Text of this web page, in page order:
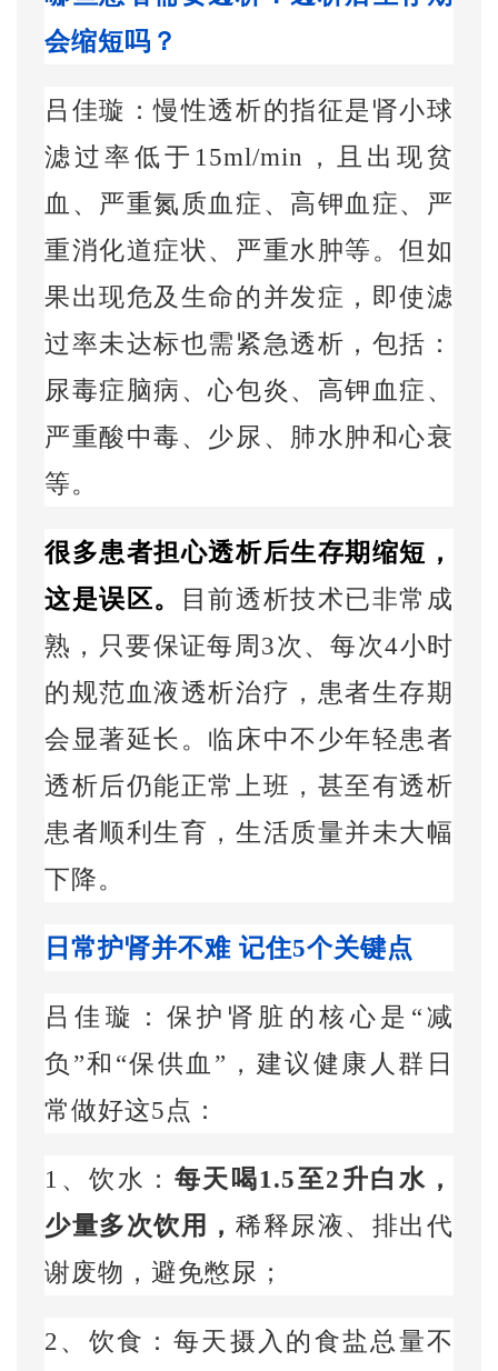
会缩短吗？
吕佳璇：慢性透析的指征是肾小球
滤过率低于 15ml/min
，且出现贫
血、严重氮质血症、高钾血症、严
重消化道症状、严重水肿等。但如
果出现危及生命的并发症，即使滤
过率未达标也需紧急透析，包括：
尿毒症脑病、心包炎、高钾血症、
严重酸中毒、少尿、肺水肿和心衰
等。
很多患者担心透析后生存期缩短，
这是误区。
目前透析技术已非常成
熟，只要保证每周 3次、每次4小时
的规范血液透析治疗，患者生存期
会显著延长。临床中不少年轻患者
透析后仍能正常上班，甚至有透析
患者顺利生育，生活质量并未大幅
下降。
日常护肾并不难 记住5个关键点
吕佳璇：保护肾脏的核心是“减
负”和“保供血”，建议健康人群日
常做好这5点：
1 、饮水： 每天喝1.5至2升白水，
少量多次饮用， 稀释尿液、排出代
谢废物，避免憋尿；
2、饮食：每天摄入的食盐总量不